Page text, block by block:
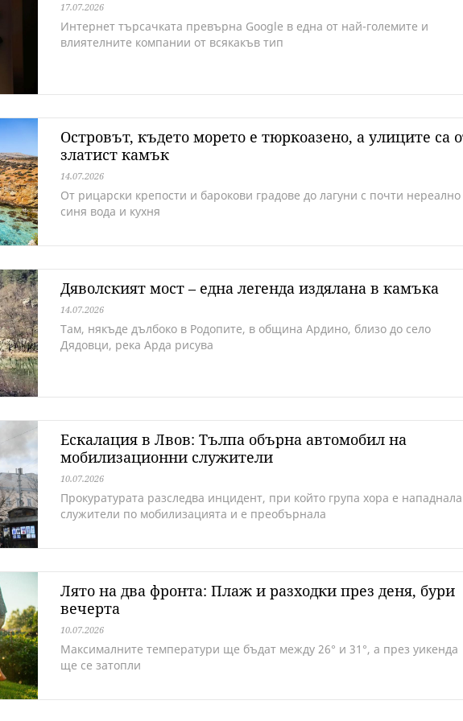
17.07.2026
Интернет търсачката превърна Google в една от най-големите и
влиятелните компании от всякакъв тип
Островът, където морето е тюркоазено, а улиците са
златист камък
14.07.2026
От рицарски крепости и барокови градове до лагуни с почти нереално
синя вода и кухня
Дяволският мост – една легенда издялана в камъка
14.07.2026
Там, някъде дълбоко в Родопите, в община Ардино, близо до село
Дядовци, река Арда рисува
Ескалация в Лвов: Тълпа обърна автомобил на
мобилизационни служители
10.07.2026
Прокуратурата разследва инцидент, при който група хора е нападнала
служители по мобилизацията и е преобърнала
Лято на два фронта: Плаж и разходки през деня, бури
вечерта
10.07.2026
Максималните температури ще бъдат между 26° и 31°, а през уикенда
ще се затопли